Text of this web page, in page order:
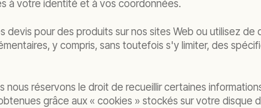
à votre identité et à vos coordonnées.
devis pour des produits sur nos sites Web ou utilisez
y compris, sans toutefois s'y limiter, des
nous réservons le droit de recueillir certaines
grâce aux « cookies » stockés sur votre